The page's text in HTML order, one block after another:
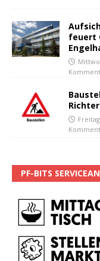
feuert
PF-BITS